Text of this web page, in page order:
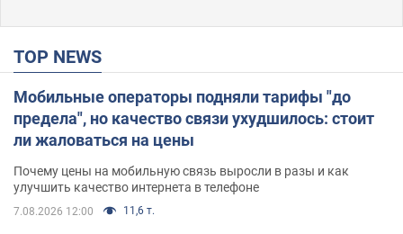
TOP NEWS
Мобильные операторы подняли тарифы "до
предела", но качество связи ухудшилось: стоит
ли жаловаться на цены
Почему цены на мобильную связь выросли в разы и как
улучшить качество интернета в телефоне
7.08.2026 12:00 11,6 т.